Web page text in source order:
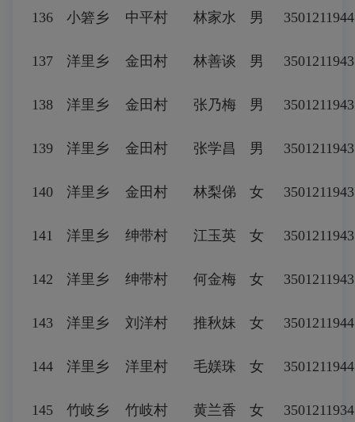
136 小箬乡 中平村 林家水 男
137 洋里乡 金田村 林善谈 男
138 洋里乡 金田村 张乃梅 男
139 洋里乡 金田村 张学昌 男
140 洋里乡 金田村 林梨俤 女
141 洋里乡 绅带村 江玉英 女
142 洋里乡 绅带村 何金梅 女
143 洋里乡 刘洋村 推秋妹 女
144 洋里乡 洋里村 毛媄珠 女
145 竹岐乡 竹岐村 黄兰香 女